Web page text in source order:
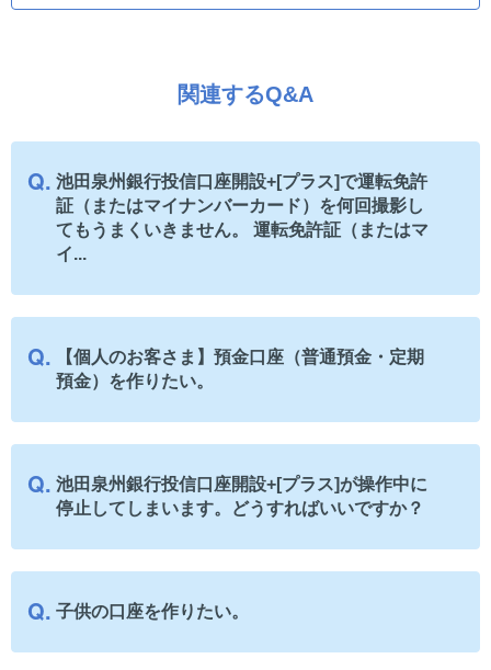
関連するQ&A
池田泉州銀行投信口座開設+[プラス]で運転免許
証（またはマイナンバーカード）を何回撮影し
てもうまくいきません。 運転免許証（またはマ
イ...
【個人のお客さま】預金口座（普通預金・定期
預金）を作りたい。
池田泉州銀行投信口座開設+[プラス]が操作中に
停止してしまいます。どうすればいいですか？
子供の口座を作りたい。